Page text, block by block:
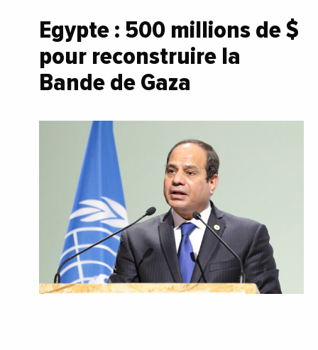
Egypte : 500 millions de $
pour reconstruire la
Bande de Gaza